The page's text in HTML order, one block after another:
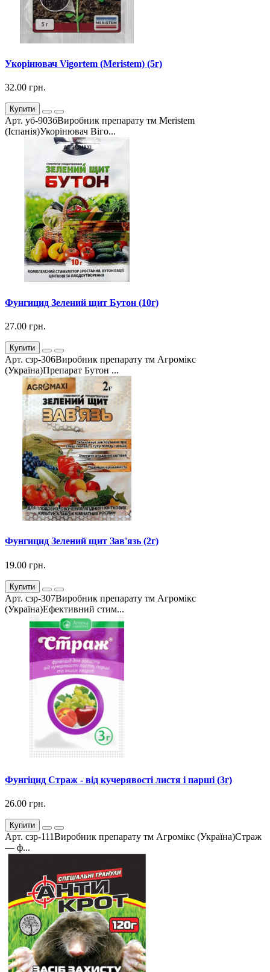
Укорінювач Vigortem (Meristem) (5г)
32.00 грн.
Купити
Арт. уб-903бВиробник препарату тм Meristem
(Іспанія)Укорінювач Віго...
Фунгицид Зелений щит Бутон (10г)
27.00 грн.
Купити
Арт. сзр-306Виробник препарату тм Агромікс
(Україна)Препарат Бутон ...
Фунгицид Зелений щит Зав'язь (2г)
19.00 грн.
Купити
Арт. сзр-307Виробник препарату тм Агромікс
(Україна)Ефективний стим...
Фунгіцид Страж - від кучерявості листя і парші (3г)
26.00 грн.
Купити
Арт. сзр-111Виробник препарату тм Агромікс (Україна)Страж
— ф...